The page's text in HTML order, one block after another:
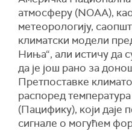
атмосферу (NOAA),
метеорологију,
климатски модели
Ниња“, али истичу да
да је још рано за
Претпоставке
распоред
(Пацифику), који даје
сигнале о могућем